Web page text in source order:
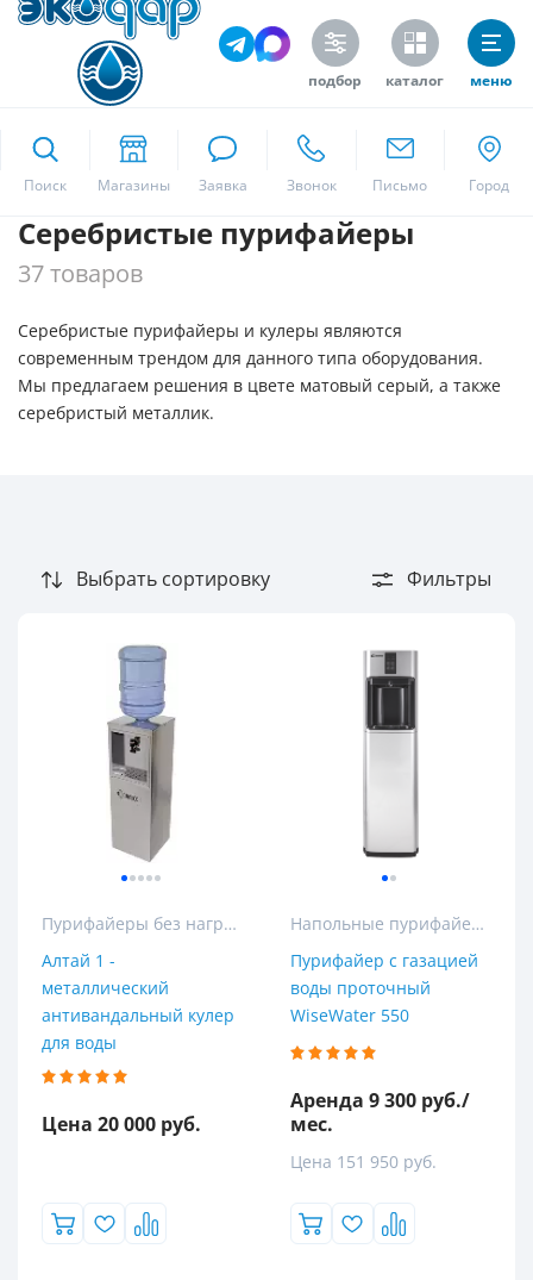
подбор каталог меню
Поиск
Москва
Серебристые пурифайеры
37 товаров
Серебристые пурифайеры и кулеры являются
современным трендом для данного типа оборудования.
Мы предлагаем решения в цвете матовый серый, а также
серебристый металлик.
Выбрать сортировку Фильтры
Цена
Waterlogic
по заказу Экодар
Фонтан+
Высота
Ширина
Длина
Популярность
4
5
Тип установки
Напольные
Напольный
Пурифайеры без нагрева
Алтай 1 -
металлический
антивандальный кулер
для воды
Цена 20 000 руб.
Напольные пурифайеры
Пурифайер с газацией
воды проточный
WiseWater 550
Аренда 9 300 руб./
мес.
Цена 151 950 руб.